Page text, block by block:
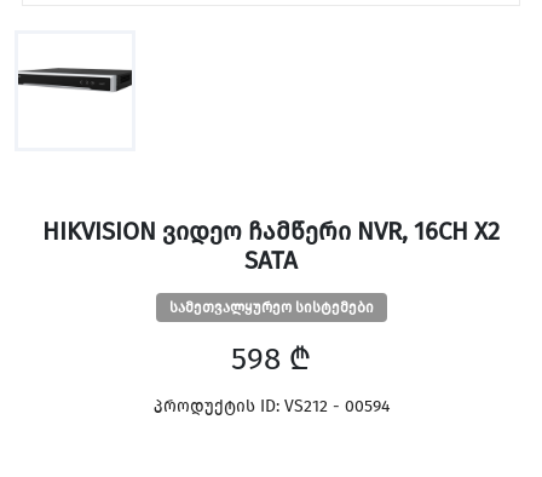
HIKVISION ᲕᲘᲓᲔᲝ ᲩᲐᲛᲬᲔᲠᲘ NVR, 16CH X2
SATA
სამეთვალყურეო სისტემები
598 ₾
პროდუქტის ID: VS212 - 00594